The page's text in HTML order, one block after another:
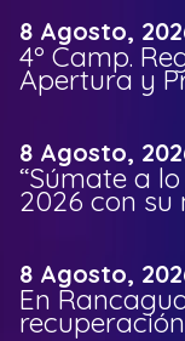
8 Agosto,
4º Camp.
Apertura y
8 Agosto,
“Súmate a
2026 con
8 Agosto,
En